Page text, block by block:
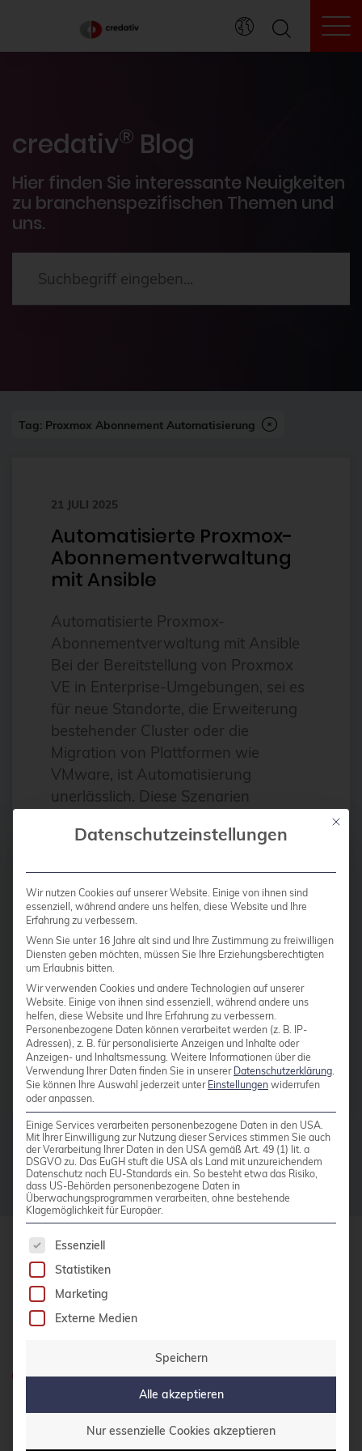
credativ® Blog
Hier finden Sie interessante Neuigkeiten
zu branchenspezifischen Themen und
uns.
Veranstaltungen
PostgreSQL®
2FA
Abonnement
Alpin
Alternativen
Amazon FSx
Ansible
Ansible Community Proxmox
Ansible-Modul
AnsibleFest
Antivirus
Apache
Apache Guacamole
apachekafka®
AppArmor
arm
Automatisierung
Automatisierung
AWS
Azure
backup
Benchmarks
bhyve
bitnami
BSD
BSP
Buildah
bullseye
busan
cadence
Call for papers
Cassandra
Tag: Proxmox Abonnement Automatisierung
21 JULI 2025
Automatisierte Proxmox-
Abonnementverwaltung
mit Ansible
Automatisierte Proxmox-
Abonnementverwaltung mit Ansible
Bei der Bereitstellung von Proxmox
VE in Enterprise-Umgebungen, sei es
für neue Standorte, die Erweiterung
bestehender Cluster oder die
Migration von Plattformen wie
VMware, ist Automatisierung
unerlässlich. Diese Szenarien
Bereitstellung von Dutzenden oder
mehrere Standorte hinweg. Das
manuelle Aktivieren von
Abonnements über die […]
Weiterlesen
Beiträge vonFlorian Paul Azim
Hoberg
credativ GmbH
Hennes-Weisweiler-Allee 23
41179 Mönchengladbach
Haben Sie Fragen?
0800 credati(v)
+49 2161 9174200
Mit
Datenschutzeinstellungen
Wir nutzen Cookies auf unserer Website. Einige von ihnen sind
essenziell, während andere uns helfen, diese Website und Ihre
Erfahrung zu verbessern.
Wenn Sie unter 16 Jahre alt sind und Ihre Zustimmung zu freiwilligen
Diensten geben möchten, müssen Sie Ihre Erziehungsberechtigten
um Erlaubnis bitten.
Wir verwenden Cookies und andere Technologien auf unserer
Website. Einige von ihnen sind essenziell, während andere uns
helfen, diese Website und Ihre Erfahrung zu verbessern.
Personenbezogene Daten können verarbeitet werden (z. B. IP-
Adressen), z. B. für personalisierte Anzeigen und Inhalte oder
Anzeigen- und Inhaltsmessung. Weitere Informationen über die
Verwendung Ihrer Daten finden Sie in unserer Datenschutzerklärung
Sie können Ihre Auswahl jederzeit unter Einstellungen widerrufen
oder anpassen.
Einige Services verarbeiten personenbezogene Daten in den USA.
Mit Ihrer Einwilligung zur Nutzung dieser Services stimmen Sie auch
der Verarbeitung Ihrer Daten in den USA gemäß Art. 49 (1) lit. a
DSGVO zu. Das EuGH stuft die USA als Land mit unzureichendem
Datenschutz nach EU-Standards ein. So besteht etwa das Risiko,
dass US-Behörden personenbezogene Daten in
Überwachungsprogrammen verarbeiten, ohne bestehende
Klagemöglichkeit für Europäer.
Es folgt eine Liste der Service-Gruppen, für die
Essenziell
Statistiken
Marketing
Externe Medien
Speichern
Alle akzeptieren
Nur essenzielle Cookies akzeptieren